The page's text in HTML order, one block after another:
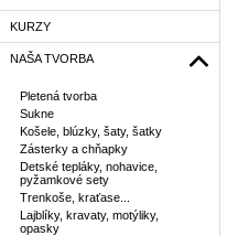
KURZY
NAŠA TVORBA
Pletená tvorba
Sukne
Košele, blúzky, šaty, šatky
Zásterky a chňapky
Detské tepláky, nohavice,
pyžamkové sety
Trenkoše, kraťase...
Lajblíky, kravaty, motýliky,
opasky